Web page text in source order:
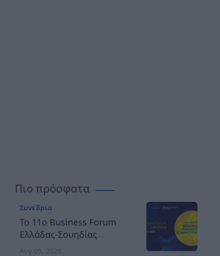
Πιο πρόσφατα
Συνέδρια
Το 11ο Business Forum
Ελλάδας-Σουηδίας
αναδεικνύει τον δρόμο
Αυγ 05, 2026